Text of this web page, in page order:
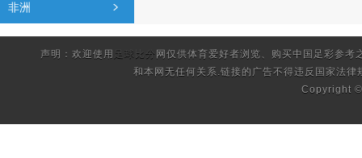
非洲
声明：欢迎使用 足球比分 网仅供体育爱好者浏览、购买中国足彩参
和本网无任何关系.链接的广告不得违反国家法律
Copyright